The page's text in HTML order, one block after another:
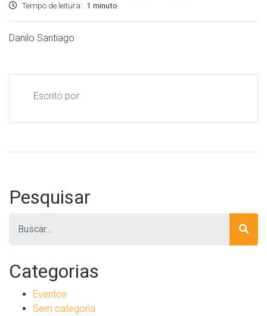
Tempo de leitura: 1 minuto
Danilo Santiago
Escrito por
Pesquisar
Categorias
Eventos
Sem categoria